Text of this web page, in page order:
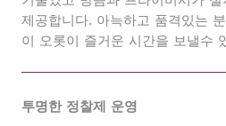
제공합니다. 아늑하고 품격있는
이 오롯이 즐거운 시간을 보낼수
투명한 정찰제 운영